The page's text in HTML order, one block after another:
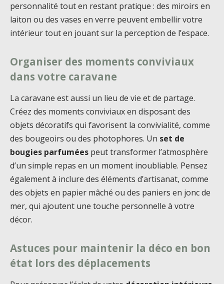
personnalité tout en restant pratique : des miroirs en
laiton ou des vases en verre peuvent embellir votre
intérieur tout en jouant sur la perception de l’espace.
Organiser des moments conviviaux
dans votre caravane
La caravane est aussi un lieu de vie et de partage.
Créez des moments conviviaux en disposant des
objets décoratifs qui favorisent la convivialité, comme
des bougeoirs ou des photophores. Un set de
bougies parfumées peut transformer l’atmosphère
d’un simple repas en un moment inoubliable. Pensez
également à inclure des éléments d’artisanat, comme
des objets en papier mâché ou des paniers en jonc de
mer, qui ajoutent une touche personnelle à votre
décor.
Astuces pour maintenir la déco en bon
état lors des déplacements